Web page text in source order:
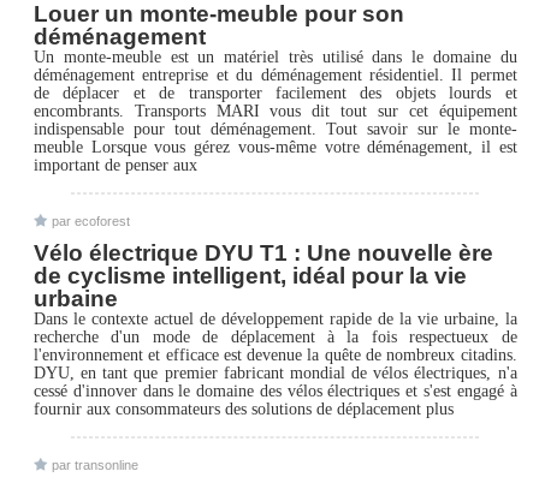
Louer un monte-meuble pour son
déménagement
Un monte-meuble est un matériel très utilisé dans le domaine du
déménagement entreprise et du déménagement résidentiel. Il permet
de déplacer et de transporter facilement des objets lourds et
encombrants. Transports MARI vous dit tout sur cet équipement
indispensable pour tout déménagement. Tout savoir sur le monte-
meuble Lorsque vous gérez vous-même votre déménagement, il est
important de penser aux
par ecoforest
Vélo électrique DYU T1 : Une nouvelle ère
de cyclisme intelligent, idéal pour la vie
urbaine
Dans le contexte actuel de développement rapide de la vie urbaine, la
recherche d'un mode de déplacement à la fois respectueux de
l'environnement et efficace est devenue la quête de nombreux citadins.
DYU, en tant que premier fabricant mondial de vélos électriques, n'a
cessé d'innover dans le domaine des vélos électriques et s'est engagé à
fournir aux consommateurs des solutions de déplacement plus
par transonline